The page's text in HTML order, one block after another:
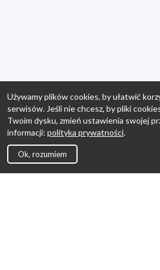
Używamy plików cookies, by ułatwić
serwisów. Jeśli nie chcesz, by pliki
Twoim dysku, zmień ustawienia swojej
informacji: polityka prywatności.
Ok, rozumiem